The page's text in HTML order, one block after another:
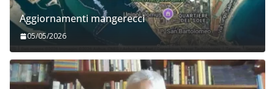
Aggiornamenti mangerecci
05/05/2026